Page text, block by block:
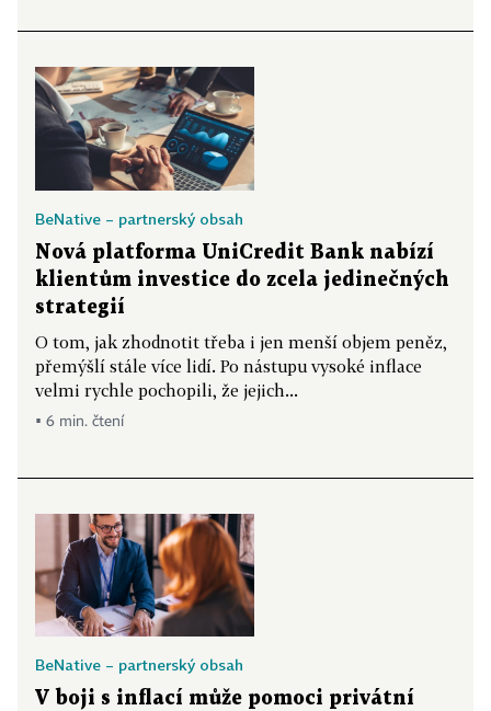
BeNative – partnerský obsah
Nová platforma UniCredit Bank nabízí
klientům investice do zcela jedinečných
strategií
O tom, jak zhodnotit třeba i jen menší objem peněz,
přemýšlí stále více lidí. Po nástupu vysoké inflace
velmi rychle pochopili, že jejich...
▪ 6 min. čtení
BeNative – partnerský obsah
V boji s inflací může pomoci privátní